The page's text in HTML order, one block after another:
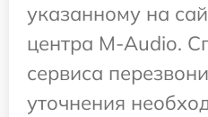
указанному на
центра M-Audio.
сервиса
уточнения